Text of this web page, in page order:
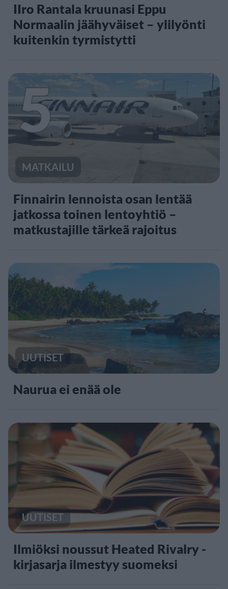
IIro Rantala kruunasi Eppu
Normaalin jäähyväiset – ylilyönti
kuitenkin tyrmistytti
5
MATKAILU
Finnairin lennoista osan lentää
jatkossa toinen lentoyhtiö –
matkustajille tärkeä rajoitus
UUTISET
Naurua ei enää ole
UUTISET
Ilmiöksi noussut Heated Rivalry -
kirjasarja ilmestyy suomeksi